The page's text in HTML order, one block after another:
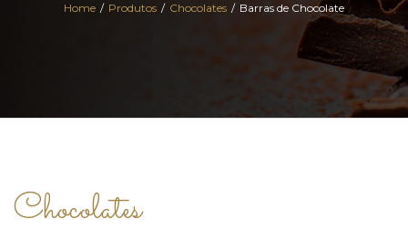
Home / Produtos / Chocolates / Barras de Chocolate
Chocolates